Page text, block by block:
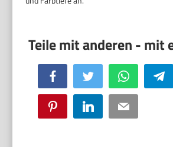
Facebook Twitter WhatsApp
Pinterest LinkedIn Email